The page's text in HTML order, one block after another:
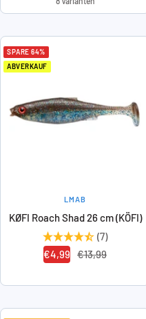
SPARE 64%
ABVERKAUF
LMAB
KØFI Roach Shad 26 cm (KÖFI)
(7)
Angebotspreis
€4,99
Regulärer
€13,99